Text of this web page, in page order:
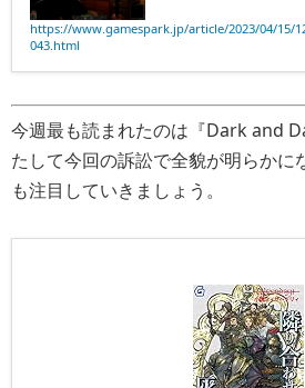
https://www.gamespark.jp/article/2023/04/15/
043.html
今週最も読まれたのは『Dark and
たして今回の訴訟で全貌が明らか
も注目していきましょう。